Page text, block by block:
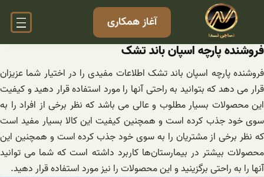
آغاز همکاری
فروشنده پارچه اسپان باند تشک
فروشنده پارچه اسپان باند تشک اطلاعات مفیدی را در اختیار شما عزیزان
قرار می دهد که بتوانید به راحتی آنها را مورد استفاده قرار دهید و کیفیت
این محصولات بسیار مطلوب و عالی می باشد که نظر برخی از افراد را به
سوی خود جذب کرده است و همچنین کیفیت این کالا بسیار مفید است
که نظر برخی از مشتریان را به سوی خود جذب کرده است و همچنین این
محصولات بیشتر در بیمارستان‌ها کاربرد داشته است که شما می توانید
آنها را به راحتی برگزینید و این محصولات را نیز مورد استفاده قرار دهید.